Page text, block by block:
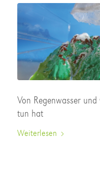
Von Regenwasser
tun hat
Weiterlesen